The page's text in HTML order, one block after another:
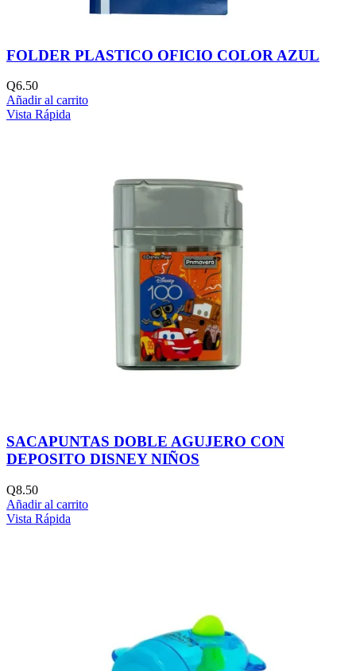
FOLDER PLASTICO OFICIO COLOR AZUL
Q6.50
Añadir al carrito
Vista Rápida
SACAPUNTAS DOBLE AGUJERO CON
DEPOSITO DISNEY NIÑOS
Q8.50
Añadir al carrito
Vista Rápida